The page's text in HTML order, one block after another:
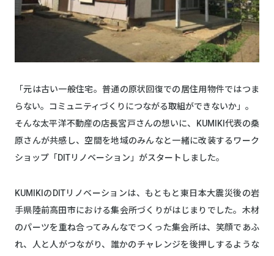
「元は古い一般住宅。普通の原状回復での居住用物件ではつま
らない。コミュニティづくりにつながる取組ができないか」。
そんな太平洋不動産の店長宮戸さんの想いに、KUMIKI代表の桑
原さんが共感し、空間を地域のみんなと一緒に改装するワーク
ショップ「DITリノベーション」がスタートしました。
KUMIKIのDITリノベーションは、もともと東日本大震災後の岩
手県陸前高田市における集会所づくりがはじまりでした。木材
のパーツを重ね合ってみんなでつくった集会所は、笑顔であふ
れ、人と人がつながり、誰かのチャレンジを後押しするような